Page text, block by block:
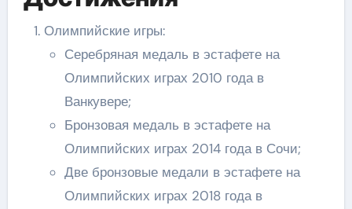
Олимпийские игры:
Серебряная медаль в эстафете на
Олимпийских играх 2010 года в
Ванкувере;
Бронзовая медаль в эстафете на
Олимпийских играх 2014 года в Сочи;
Две бронзовые медали в эстафете на
Олимпийских играх 2018 года в